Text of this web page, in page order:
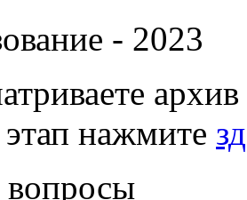
- 2023
нажмите
вопросы